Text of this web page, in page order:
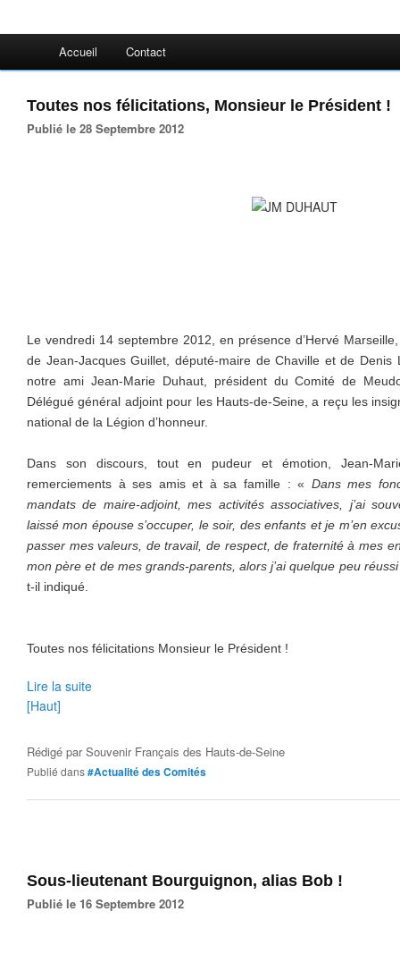
Accueil Contact
Toutes nos félicitations, Monsieur le Président !
Publié le 28 Septembre 2012
Le vendredi 14 septembre 2012, en présence d’Hervé
de Jean-Jacques Guillet, député-maire de Chaville et de Denis
notre ami Jean-Marie Duhaut, président du Comité de
Délégué général adjoint pour les Hauts-de-Seine, a reçu les
national de la Légion d’honneur.
Dans son discours, tout en pudeur et émotion, Jean-
remerciements à ses amis et à sa famille : « Dans mes
mandats de maire-adjoint, mes activités associatives, j’ai
laissé mon épouse s’occuper, le soir, des enfants et je m’en
passer mes valeurs, de travail, de respect, de fraternité à mes
mon père et de mes grands-parents, alors j’ai quelque peu
t-il indiqué.
Toutes nos félicitations Monsieur le Président !
Lire la suite
[Haut]
Rédigé parSouvenir Français des Hauts-de-Seine
Publié dans#Actualité des Comités
Sous-lieutenant Bourguignon, alias Bob !
Publié le 16 Septembre 2012